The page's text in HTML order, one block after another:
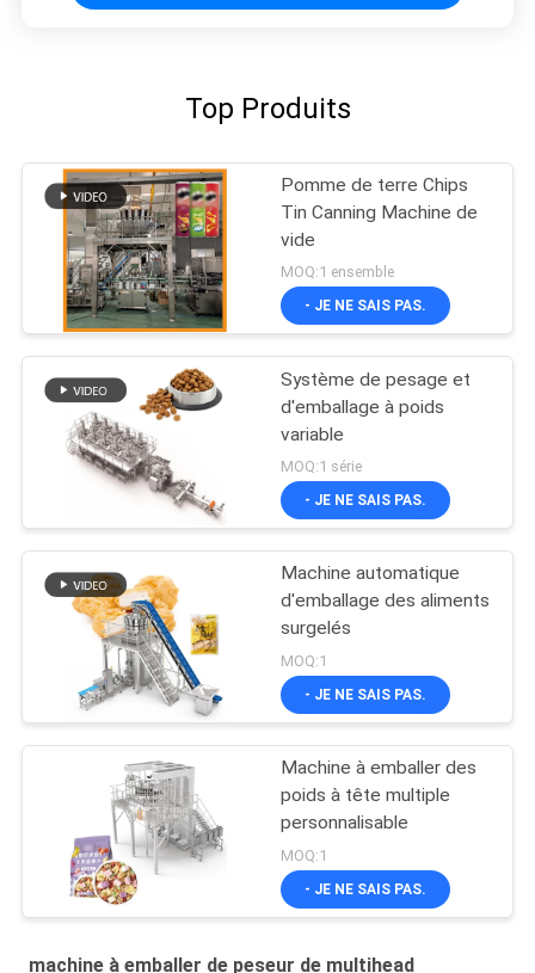
Top Produits
Pomme de terre Chips
Tin Canning Machine de
vide
MOQ:1 ensemble
- JE NE SAIS PAS.
Système de pesage et
d'emballage à poids
variable
MOQ:1 série
- JE NE SAIS PAS.
Machine automatique
d'emballage des aliments
surgelés
MOQ:1
- JE NE SAIS PAS.
Machine à emballer des
poids à tête multiple
personnalisable
MOQ:1
- JE NE SAIS PAS.
machine à emballer de peseur de multihead